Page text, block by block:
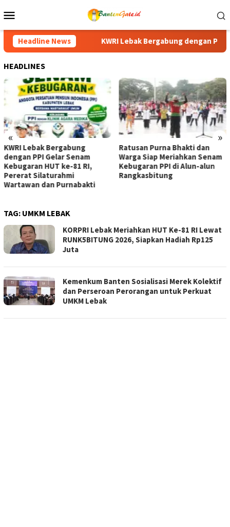
ke
Mobile
Headline News
Bergabung dengan PPI Gelar Senam Kebugaran HUT ke-81
HEADLINES
« »
KWRI Lebak Bergabung
dengan PPI Gelar Senam
Kebugaran HUT ke-81 RI,
Pererat Silaturahmi
Wartawan dan Purnabakti
Ratusan Purna Bhakti dan
Warga Siap Meriahkan Senam
Kebugaran PPI di Alun-alun
Rangkasbitung
TAG: UMKM LEBAK
KORPRI Lebak Meriahkan HUT Ke-81 RI Lewat
RUNK5BITUNG 2026, Siapkan Hadiah Rp125
Juta
Kemenkum Banten Sosialisasi Merek Kolektif
dan Perseroan Perorangan untuk Perkuat
UMKM Lebak